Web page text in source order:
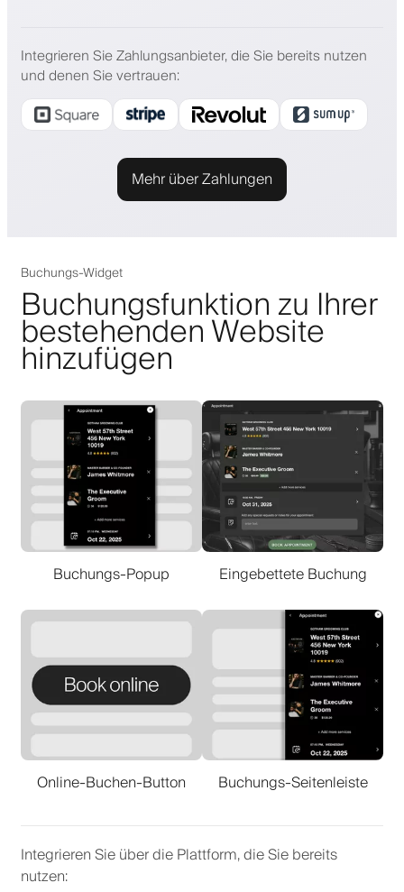
Integrieren Sie Zahlungsanbieter, die Sie bereits nutzen
und denen Sie vertrauen:
Mehr über Zahlungen
Buchungs-Widget
Buchungsfunktion zu Ihrer
bestehenden Website
hinzufügen
Buchungs-Popup Eingebettete Buchung
Online-Buchen-Button Buchungs-Seitenleiste
Integrieren Sie über die Plattform, die Sie bereits
nutzen: